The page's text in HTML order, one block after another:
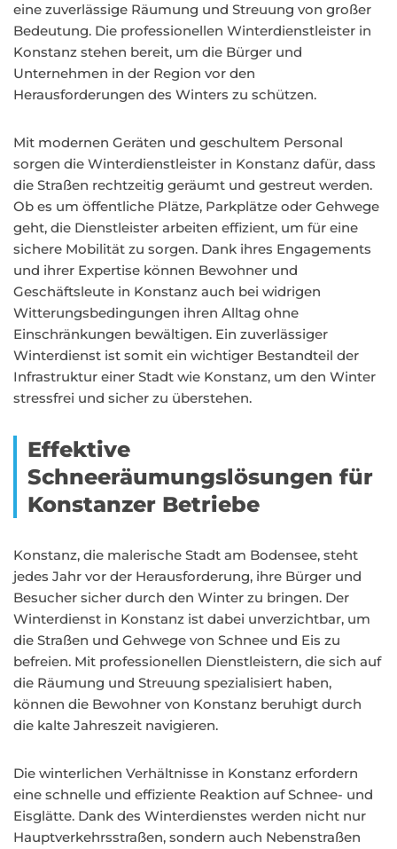
eine zuverlässige Räumung und Streuung von großer
Bedeutung. Die professionellen Winterdienstleister in
Konstanz stehen bereit, um die Bürger und
Unternehmen in der Region vor den
Herausforderungen des Winters zu schützen.
Mit modernen Geräten und geschultem Personal
sorgen die Winterdienstleister in Konstanz dafür, dass
die Straßen rechtzeitig geräumt und gestreut werden.
Ob es um öffentliche Plätze, Parkplätze oder Gehwege
geht, die Dienstleister arbeiten effizient, um für eine
sichere Mobilität zu sorgen. Dank ihres Engagements
und ihrer Expertise können Bewohner und
Geschäftsleute in Konstanz auch bei widrigen
Witterungsbedingungen ihren Alltag ohne
Einschränkungen bewältigen. Ein zuverlässiger
Winterdienst ist somit ein wichtiger Bestandteil der
Infrastruktur einer Stadt wie Konstanz, um den Winter
stressfrei und sicher zu überstehen.
Effektive
Schneeräumungslösungen für
Konstanzer Betriebe
Konstanz, die malerische Stadt am Bodensee, steht
jedes Jahr vor der Herausforderung, ihre Bürger und
Besucher sicher durch den Winter zu bringen. Der
Winterdienst in Konstanz ist dabei unverzichtbar, um
die Straßen und Gehwege von Schnee und Eis zu
befreien. Mit professionellen Dienstleistern, die sich auf
die Räumung und Streuung spezialisiert haben,
können die Bewohner von Konstanz beruhigt durch
die kalte Jahreszeit navigieren.
Die winterlichen Verhältnisse in Konstanz erfordern
eine schnelle und effiziente Reaktion auf Schnee- und
Eisglätte. Dank des Winterdienstes werden nicht nur
Hauptverkehrsstraßen, sondern auch Nebenstraßen